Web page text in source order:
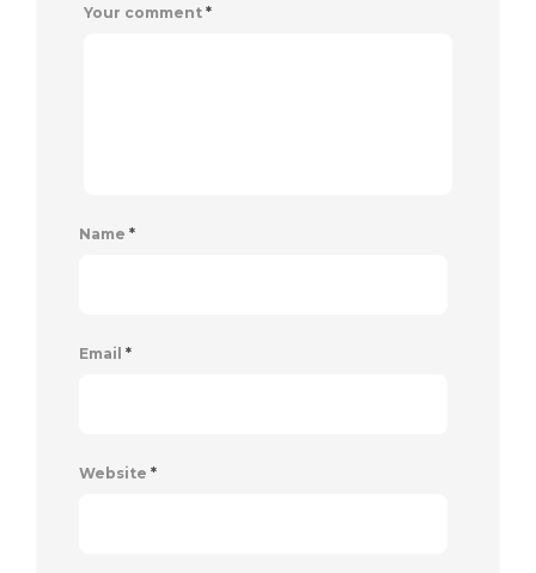
Your comment *
Name *
Email *
Website *